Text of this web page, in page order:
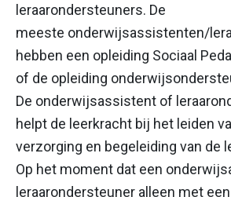
leraarondersteuners. De
meeste onderwijsassistenten/
hebben een opleiding Sociaal
of de opleiding
De onderwijsassistent of
helpt de leerkracht bij het leiden
verzorging en begeleiding van de
Op het moment dat een
leraarondersteuner alleen met